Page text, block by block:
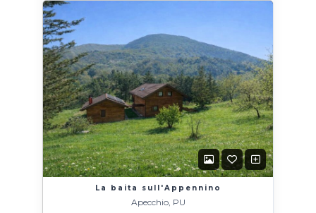
La baita sull'Appennino
Apecchio, PU